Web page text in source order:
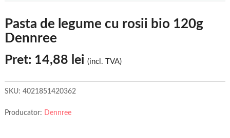
Pasta de legume cu rosii bio 120g
Dennree
Pret: 14,88 lei (incl. TVA)
SKU: 4021851420362
Producator: Dennree